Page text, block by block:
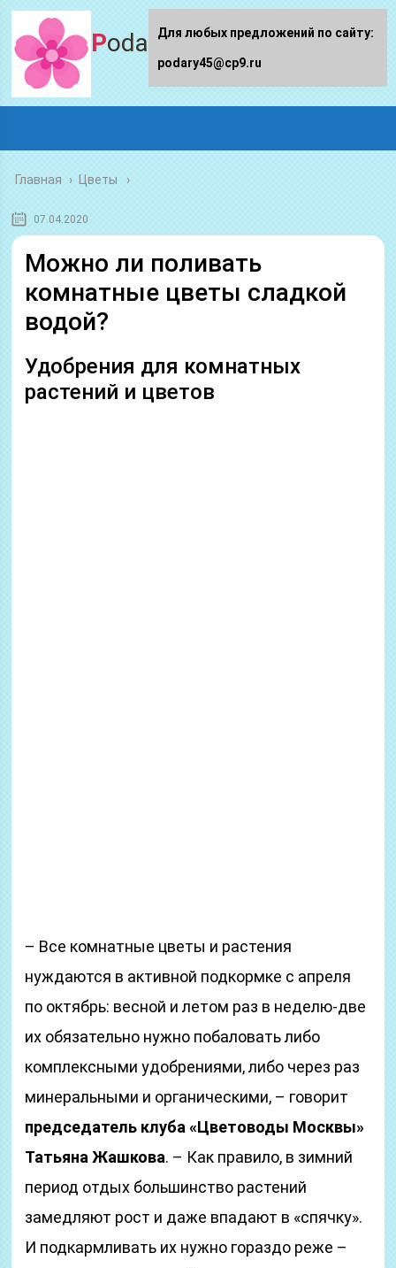
Podary45.ru
Главная › Цветы
07.04.2020
Можно ли поливать
комнатные цветы сладкой
водой?
Удобрения для комнатных
растений и цветов
– Все комнатные цветы и растения
нуждаются в активной подкормке с апреля
по октябрь: весной и летом раз в неделю-две
их обязательно нужно побаловать либо
комплексными удобрениями, либо через раз
минеральными и органическими, – говорит
председатель клуба «Цветоводы Москвы»
Татьяна Жашкова. – Как правило, в зимний
период отдых большинство растений
замедляют рост и даже впадают в «спячку».
И подкармливать их нужно гораздо реже –
Для любых предложений по сайту:
podary45@cp9.ru